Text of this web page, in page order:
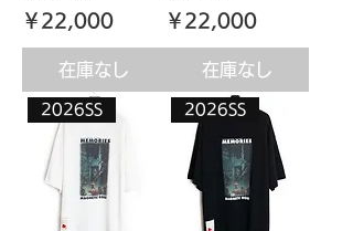
価格
￥22,000
在庫なし
価格
￥22,000
在庫なし
2026SS 2026SS